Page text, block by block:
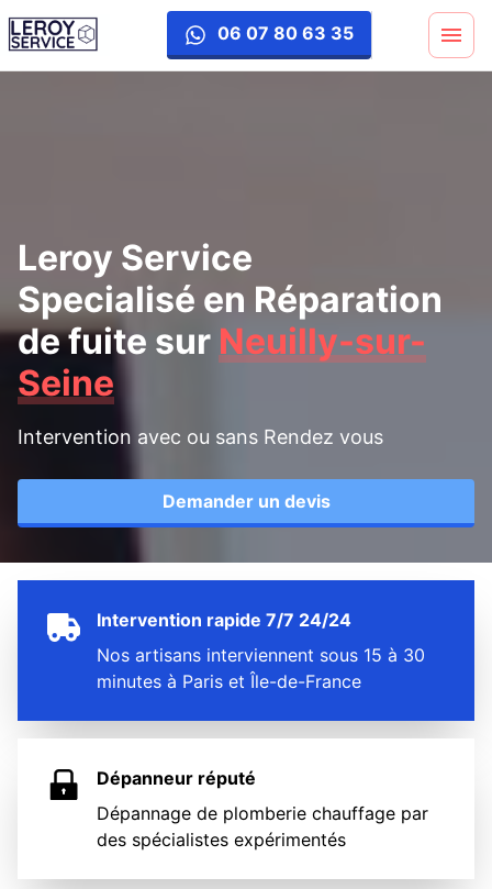
06 07 80 63 35
reparation-fuite
Leroy Service
Specialisé en Réparation
de fuite sur Neuilly-sur-
Seine
Intervention avec ou sans Rendez vous
Demander un devis
Intervention rapide 7/7 24/24
Nos artisans interviennent sous 15 à 30
minutes à Paris et Île-de-France
Dépanneur réputé
Dépannage de plomberie chauffage par
des spécialistes expérimentés